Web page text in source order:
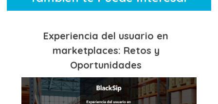
Experiencia del usuario en
marketplaces: Retos y
Oportunidades